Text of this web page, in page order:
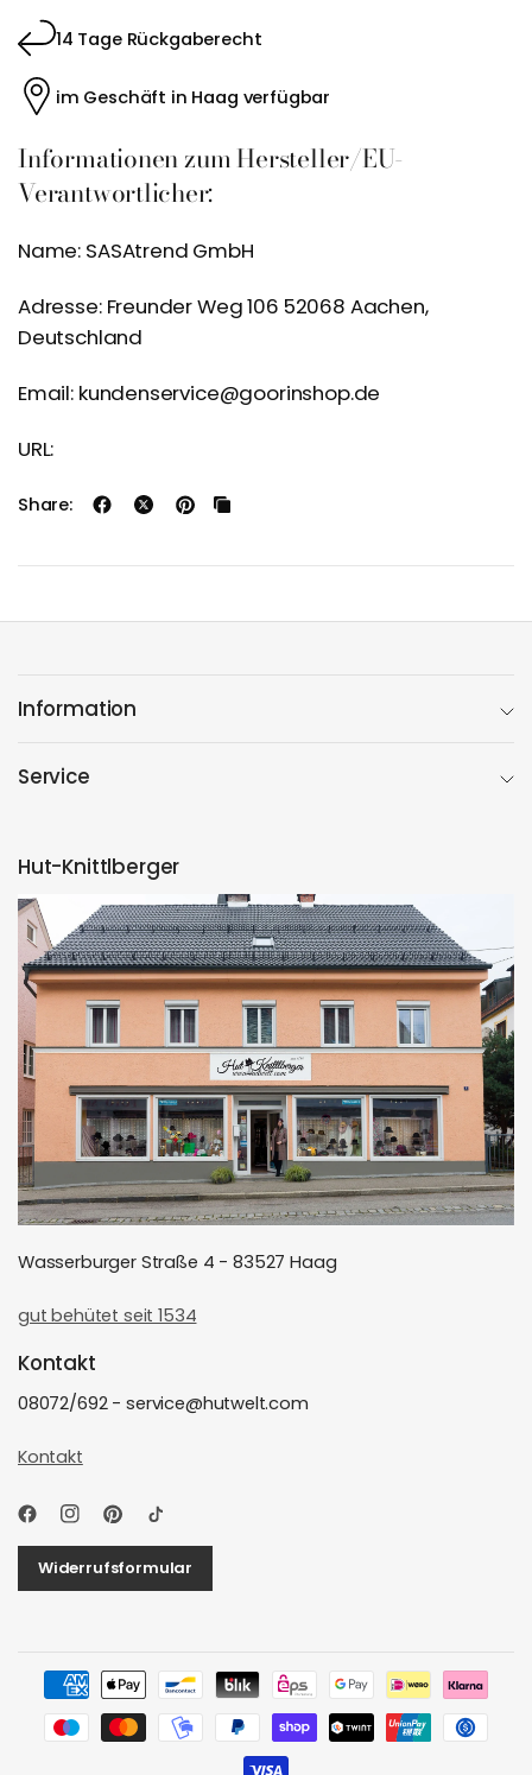
14 Tage Rückgaberecht
im Geschäft in Haag verfügbar
Informationen zum Hersteller/EU-
Verantwortlicher:
Name: SASAtrend GmbH
Adresse: Freunder Weg 106 52068 Aachen,
Deutschland
Email: kundenservice@goorinshop.de
URL:
Share:
Information
Service
Hut-Knittlberger
Wasserburger Straße 4 - 83527 Haag
gut behütet seit 1534
Kontakt
08072/692 - service@hutwelt.com
Kontakt
Widerrufsformular